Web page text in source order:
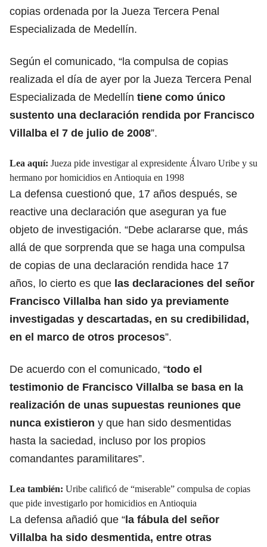
copias ordenada por la Jueza Tercera Penal
Especializada de Medellín.
Según el comunicado, “la compulsa de copias
realizada el día de ayer por la Jueza Tercera Penal
Especializada de Medellín tiene como único
sustento una declaración rendida por Francisco
Villalba el 7 de julio de 2008”.
Lea aquí: Jueza pide investigar al expresidente Álvaro Uribe y su
hermano por homicidios en Antioquia en 1998
La defensa cuestionó que, 17 años después, se
reactive una declaración que aseguran ya fue
objeto de investigación. “Debe aclararse que, más
allá de que sorprenda que se haga una compulsa
de copias de una declaración rendida hace 17
años, lo cierto es que las declaraciones del señor
Francisco Villalba han sido ya previamente
investigadas y descartadas, en su credibilidad,
en el marco de otros procesos”.
De acuerdo con el comunicado, “todo el
testimonio de Francisco Villalba se basa en la
realización de unas supuestas reuniones que
nunca existieron y que han sido desmentidas
hasta la saciedad, incluso por los propios
comandantes paramilitares”.
Lea también: Uribe calificó de “miserable” compulsa de copias
que pide investigarlo por homicidios en Antioquia
La defensa añadió que “la fábula del señor
Villalba ha sido desmentida, entre otras